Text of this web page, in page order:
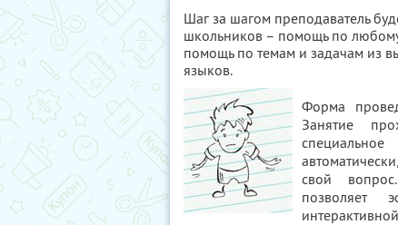
Шаг за шагом преподаватель
школьников – помощь по
помощь по темам и задачам из
языков.
Форма
Занятие
свой
позволяет